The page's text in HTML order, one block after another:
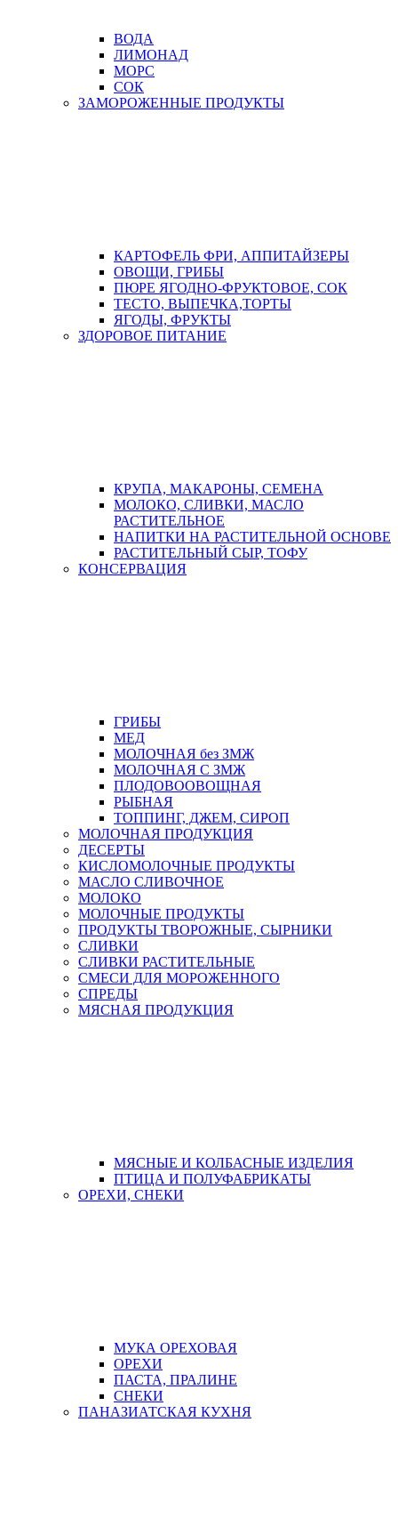
ВОДА
ЛИМОНАД
МОРС
СОК
ЗАМОРОЖЕННЫЕ ПРОДУКТЫ
КАРТОФЕЛЬ ФРИ, АППИТАЙЗЕРЫ
ОВОЩИ, ГРИБЫ
ПЮРЕ ЯГОДНО-ФРУКТОВОЕ, СОК
ТЕСТО, ВЫПЕЧКА,ТОРТЫ
ЯГОДЫ, ФРУКТЫ
ЗДОРОВОЕ ПИТАНИЕ
КРУПА, МАКАРОНЫ, СЕМЕНА
МОЛОКО, СЛИВКИ, МАСЛО
РАСТИТЕЛЬНОЕ
НАПИТКИ НА РАСТИТЕЛЬНОЙ ОСНОВЕ
РАСТИТЕЛЬНЫЙ СЫР, ТОФУ
КОНСЕРВАЦИЯ
ГРИБЫ
МЕД
МОЛОЧНАЯ без ЗМЖ
МОЛОЧНАЯ С ЗМЖ
ПЛОДОВООВОЩНАЯ
РЫБНАЯ
ТОППИНГ, ДЖЕМ, СИРОП
МОЛОЧНАЯ ПРОДУКЦИЯ
ДЕСЕРТЫ
КИСЛОМОЛОЧНЫЕ ПРОДУКТЫ
МАСЛО СЛИВОЧНОЕ
МОЛОКО
МОЛОЧНЫЕ ПРОДУКТЫ
ПРОДУКТЫ ТВОРОЖНЫЕ, СЫРНИКИ
СЛИВКИ
СЛИВКИ РАСТИТЕЛЬНЫЕ
СМЕСИ ДЛЯ МОРОЖЕННОГО
СПРЕДЫ
МЯСНАЯ ПРОДУКЦИЯ
МЯСНЫЕ И КОЛБАСНЫЕ ИЗДЕЛИЯ
ПТИЦА И ПОЛУФАБРИКАТЫ
ОРЕХИ, СНЕКИ
МУКА ОРЕХОВАЯ
ОРЕХИ
ПАСТА, ПРАЛИНЕ
СНЕКИ
ПАНАЗИАТСКАЯ КУХНЯ